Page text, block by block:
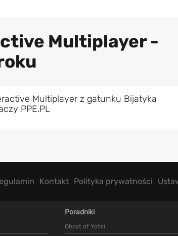
Multiplayer -
Multiplayer z gatunku Bijatyka
PPE.PL
Kontakt Polityka prywatności
Poradniki
Ghost of Yotei